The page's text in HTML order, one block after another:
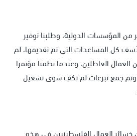
من المؤسسات الدولية، وطلبنا توفير
كل المساعدات التي تم تقديمها، لم
سوى 3 أو 4 % من العمال العاطلين، وعندما نظمنا مؤتمرا
وتم جمع تبرعات لم تكفِ سوى تشغيل
خسائر العمال الفلسطينيين في هذه